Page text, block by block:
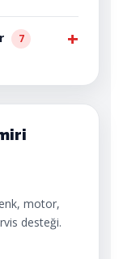
7
motor,
desteği.